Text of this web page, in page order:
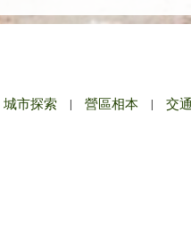
城市探索 | 營區相本 | 交